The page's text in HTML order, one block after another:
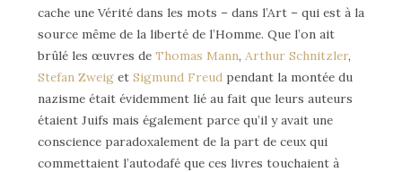
cache une Vérité dans les mots – dans l’Art – qui est à la
source même de la liberté de l’Homme. Que l’on ait
brûlé les œuvres de Thomas Mann, Arthur Schnitzler,
Stefan Zweig et Sigmund Freud pendant la montée du
nazisme était évidemment lié au fait que leurs auteurs
étaient Juifs mais également parce qu’il y avait une
conscience paradoxalement de la part de ceux qui
commettaient l’autodafé que ces livres touchaient à